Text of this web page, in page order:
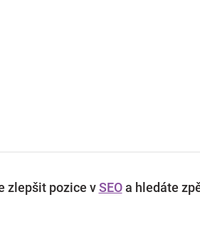
zlepšit pozice vSEOa hledáte